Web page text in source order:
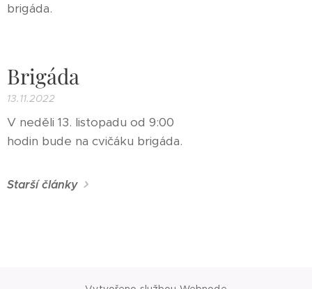
brigáda.
Brigáda
13.11.2022
V neděli 13. listopadu od 9:00
hodin bude na cvičáku brigáda.
Starší články